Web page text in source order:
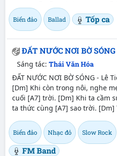
Biển đảo Ballad Tốp ca
ĐẤT NƯỚC NƠI BỜ SÓNG
Sáng tác: Thái Văn Hóa
ĐẤT NƯỚC NƠI BỜ SÓNG - Lê
[Dm] Khi còn trong nôi, nghe
cuối [A7] trời. [Dm] Khi ta cầm
ta thức cùng [A7] sao trời.
Biển đảo Nhạc đỏ Slow Rock
FM Band